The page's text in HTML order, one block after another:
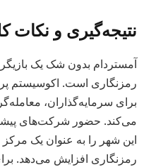
نتیجه‌گیری و نکات
آمستردام بدون شک یک
رمزنگاری است. اکوسیستم
برای سرمایه‌گذاران،
این شهر را به عنوان یک مرکز
رمزنگاری افزایش می‌دهد.